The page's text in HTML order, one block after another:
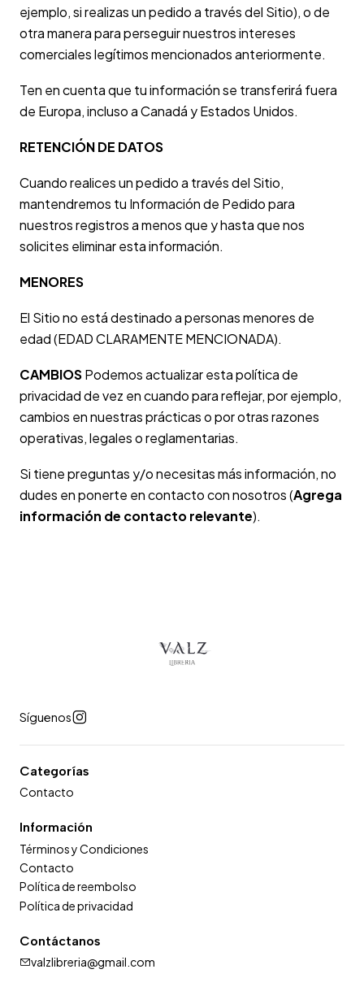
ejemplo, si realizas un pedido a través del Sitio), o de
otra manera para perseguir nuestros intereses
comerciales legítimos mencionados anteriormente.
Ten en cuenta que tu información se transferirá fuera
de Europa, incluso a Canadá y Estados Unidos.
RETENCIÓN DE DATOS
Cuando realices un pedido a través del Sitio,
mantendremos tu Información de Pedido para
nuestros registros a menos que y hasta que nos
solicites eliminar esta información.
MENORES
El Sitio no está destinado a personas menores de
edad (EDAD CLARAMENTE MENCIONADA).
CAMBIOSPodemos actualizar esta política de
privacidad de vez en cuando para reflejar, por ejemplo,
cambios en nuestras prácticas o por otras razones
operativas, legales o reglamentarias.
Si tiene preguntas y/o necesitas más información, no
dudes en ponerte en contacto con nosotros (Agrega
información de contacto relevante).
Síguenos
Categorías
Contacto
Información
Términos y Condiciones
Contacto
Política de reembolso
Política de privacidad
Contáctanos
valzlibreria@gmail.com